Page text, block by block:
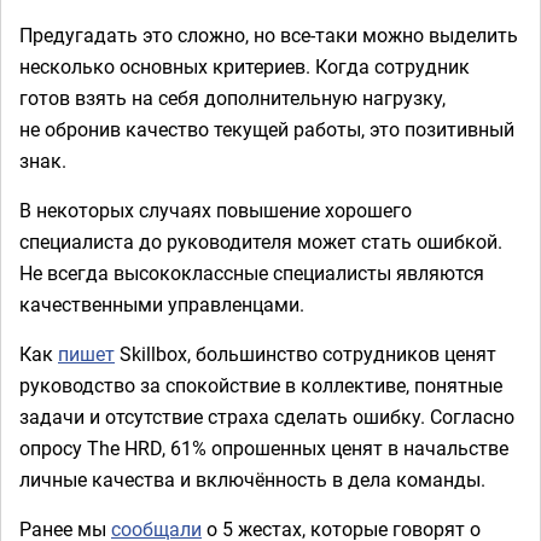
Предугадать это сложно, но все-таки можно выделить
несколько основных критериев. Когда сотрудник
готов взять на себя дополнительную нагрузку,
не обронив качество текущей работы, это позитивный
знак.
В некоторых случаях повышение хорошего
специалиста до руководителя может стать ошибкой.
Не всегда высококлассные специалисты являются
качественными управленцами.
Как пишетSkillbox, большинство сотрудников ценят
руководство за спокойствие в коллективе, понятные
задачи и отсутствие страха сделать ошибку. Согласно
опросу The HRD, 61% опрошенных ценят в начальстве
личные качества и включённость в дела команды.
Ранее мы сообщали о 5 жестах, которые говорят о